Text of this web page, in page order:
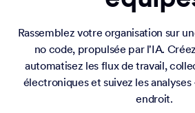
Rassemblez votre organisation sur
no code, propulsée par l'IA.
automatisez les flux de travail,
électroniques et suivez les
endroit.